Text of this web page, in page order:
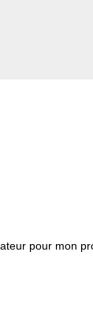
pour mon